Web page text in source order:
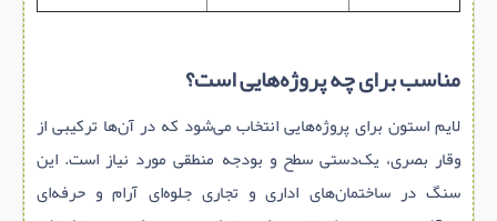
مناسب برای چه پروژه‌هایی است؟
لایم‌ استون برای پروژه‌هایی انتخاب می‌شود که در آن‌ها ترکیبی از
وقار بصری، یک‌دستی سطح و بودجه منطقی مورد نیاز است. این
سنگ در ساختمان‌های اداری و تجاری جلوه‌ای آرام و حرفه‌ای